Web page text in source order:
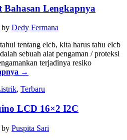
Lengkapnya
by Dedy Fermana
tentang elcb, kita harus tahu elcb
sebuah alat pengaman / proteksi
terjadinya resiko
→
, Terbaru
LCD 16×2 I2C
by Puspita Sari